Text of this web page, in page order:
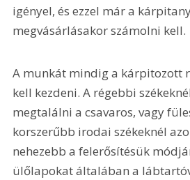
igényel, és ezzel már a
megvásárlásakor számolni kell.
A munkát mindig a kárpitozott
kell kezdeni. A régebbi
megtalálni a csavaros, vagy
korszerűbb irodai székeknél
nehezebb a felerősítésük
ülőlapokat általában a